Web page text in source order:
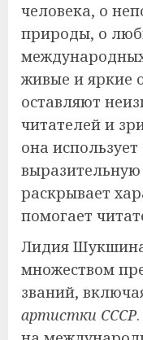
человека, о
природы, о
живые и яркие
оставляют
читателей и
она
выразительную
раскрывает
помогает
Лидия
множеством
званий,
артистки СССР